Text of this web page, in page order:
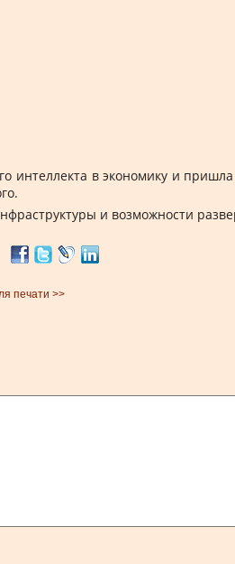
интеллекта в экономику и
и возможности
печати >>